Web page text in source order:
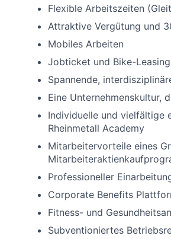
Flexible Arbeitszeiten
Attraktive Vergütung und
Mobiles Arbeiten
Jobticket und Bike-Leasing
Spannende,
Eine Unternehmenskultur,
Individuelle und vielfältige
Rheinmetall Academy
Mitarbeitervorteile eines
Professioneller
Corporate Benefits
Fitness- und
Subventioniertes